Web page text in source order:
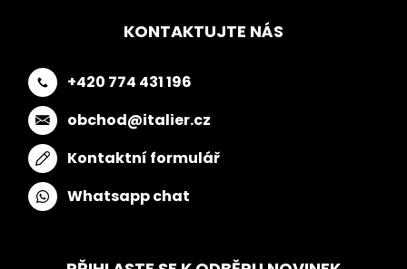
KONTAKTUJTE NÁS
+420 774 431 196
obchod@italier.cz
Kontaktní formulář
Whatsapp chat